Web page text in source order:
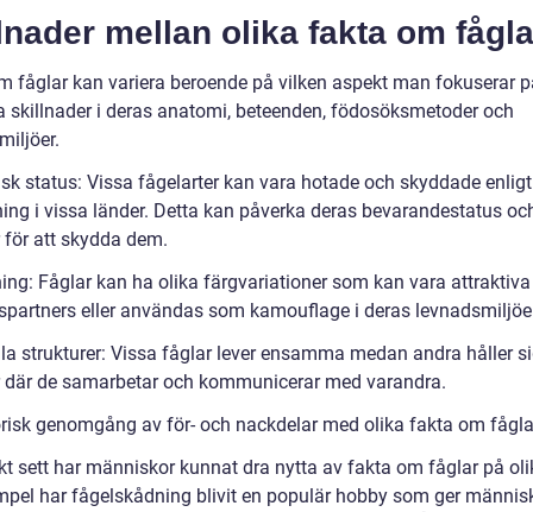
mellan olika fakta om
fåglar kan variera beroende på vilken aspekt man fokuserar
skillnader i deras anatomi, beteenden, födosöksmetoder och
status: Vissa fågelarter kan vara hotade och skyddade enligt
i vissa länder. Detta kan påverka deras bevarandestatus
att skydda dem.
Fåglar kan ha olika färgvariationer som kan vara
eller användas som kamouflage i deras
strukturer: Vissa fåglar lever ensamma medan andra håller
de samarbetar och kommunicerar med varandra.
genomgång av för- och nackdelar med olika fakta om
sett har människor kunnat dra nytta av fakta om fåglar på
har fågelskådning blivit en populär hobby som ger